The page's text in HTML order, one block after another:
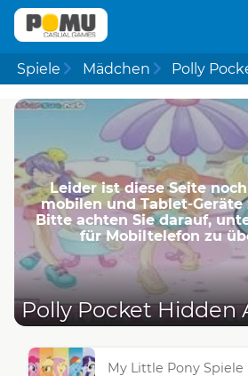
Spiele Mädchen Polly
Leider ist diese Seite
mobilen und Tablet-Geräte
Bitte achten Sie darauf,
für Mobiltelefon zu
Polly Pocket Hidden
My Little Pony Spiele